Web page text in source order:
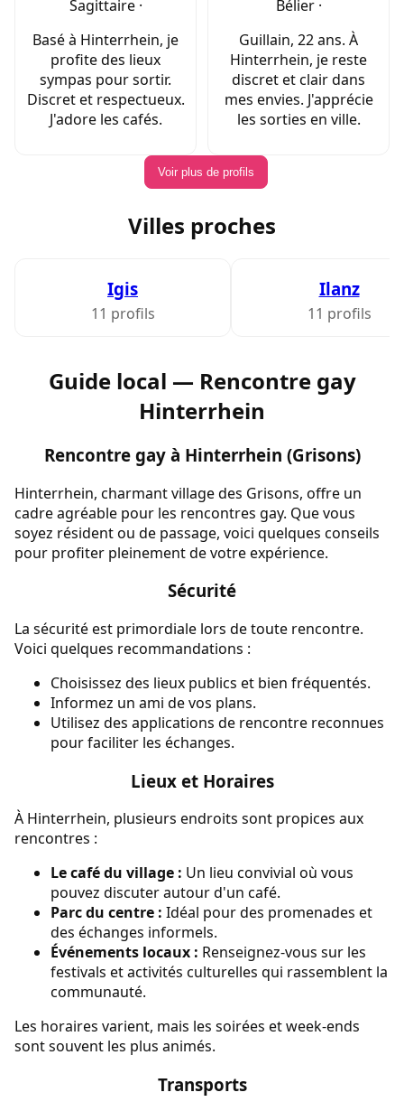
Sagittaire ·
Basé à Hinterrhein, je
profite des lieux
sympas pour sortir.
Discret et respectueux.
J'adore les cafés.
Bélier ·
Guillain, 22 ans. À
Hinterrhein, je reste
discret et clair dans
mes envies. J'apprécie
les sorties en ville.
Voir plus de profils
Villes proches
Igis
11 profils
Ilanz
11 profils
Guide local — Rencontre gay
Hinterrhein
Rencontre gay à Hinterrhein (Grisons)
Hinterrhein, charmant village des Grisons, offre un
cadre agréable pour les rencontres gay. Que vous
soyez résident ou de passage, voici quelques conseils
pour profiter pleinement de votre expérience.
Sécurité
La sécurité est primordiale lors de toute rencontre.
Voici quelques recommandations :
Choisissez des lieux publics et bien fréquentés.
Informez un ami de vos plans.
Utilisez des applications de rencontre reconnues
pour faciliter les échanges.
Lieux et Horaires
À Hinterrhein, plusieurs endroits sont propices aux
rencontres :
Le café du village : Un lieu convivial où vous
pouvez discuter autour d'un café.
Parc du centre : Idéal pour des promenades et
des échanges informels.
Événements locaux : Renseignez-vous sur les
festivals et activités culturelles qui rassemblent la
communauté.
Les horaires varient, mais les soirées et week-ends
sont souvent les plus animés.
Transports